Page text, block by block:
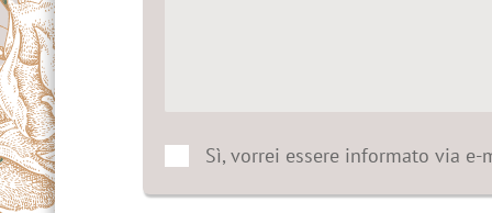
Sì, vorrei essere informato via